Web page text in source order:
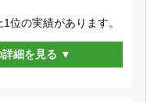
位の実績があります。
細を見る